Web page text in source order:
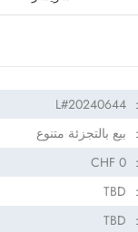
L#20240644
بيع بالتجزئة متنوع
CHF 0
TBD
TBD